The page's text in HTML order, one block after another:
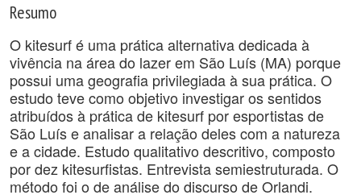
Resumo
O kitesurf é uma prática alternativa dedicada à
vivência na área do lazer em São Luís (MA) porque
possui uma geografia privilegiada à sua prática. O
estudo teve como objetivo investigar os sentidos
atribuídos à prática de kitesurf por esportistas de
São Luís e analisar a relação deles com a natureza
e a cidade. Estudo qualitativo descritivo, composto
por dez kitesurfistas. Entrevista semiestruturada. O
método foi o de análise do discurso de Orlandi.